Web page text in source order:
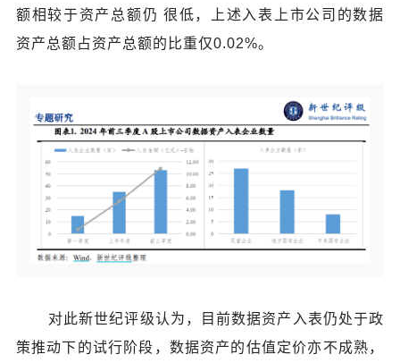
额相较于资产总额仍 很低，上述入表上市公司的数据
资产总额占资产总额的比重仅0.02%。
对此新世纪评级认为，目前数据资产入表仍处于政
策推动下的试行阶段，数据资产的估值定价亦不成熟，